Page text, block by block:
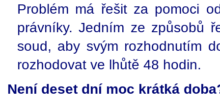
Problém má řešit za pomoci
právníky. Jedním ze způsobů
soud, aby svým rozhodnutím
rozhodovat ve lhůtě 48 hodin.
Není deset dní moc krátká